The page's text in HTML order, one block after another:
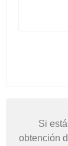
Si
obtención